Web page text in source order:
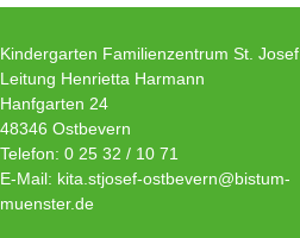
Kindergarten Familienzentrum St. Josef
Leitung Henrietta Harmann
Hanfgarten 24
48346 Ostbevern
Telefon: 0 25 32 / 10 71
E-Mail: kita.stjosef-ostbevern@bistum-
muenster.de